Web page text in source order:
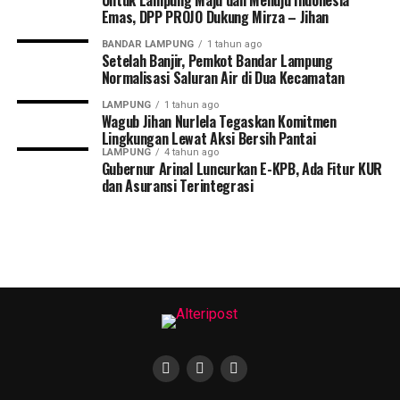
Pasangan Mirza-Jihan menyampaikan rasa terima kasih
dan apresiasinya atas kepercayaan yang diberikan
“Dukungan ini menjadi motivasi besar bagi kami untuk
terus memperjuangkan aspirasi masyarakat Lampung
dan mewujudkan visi kami untuk Lampung yang lebih
maju, adil, dan sejahtera,” ujar Rahmat Mirzani Djausal
Emas, DPP PROJO Dukung Mirza – Jihan
BANDAR LAMPUNG 1 tahun ago
Setelah Banjir, Pemkot Bandar Lampung
Normalisasi Saluran Air di Dua Kecamatan
LAMPUNG 1 tahun ago
Wagub Jihan Nurlela Tegaskan Komitmen
Lingkungan Lewat Aksi Bersih Pantai
LAMPUNG 4 tahun ago
Gubernur Arinal Luncurkan E-KPB, Ada Fitur KUR
dan Asuransi Terintegrasi